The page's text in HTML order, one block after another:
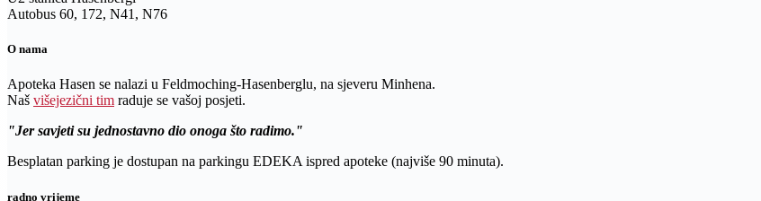
Autobus 60, 172, N41, N76
O nama
Apoteka Hasen se nalazi u Feldmoching-Hasenberglu, na sjeveru Minhena.
Naš višejezični tim raduje se vašoj posjeti.
Jer savjeti su jednostavno dio onoga što radimo.
Besplatan parking je dostupan na parkingu EDEKA ispred apoteke (najviše 90 minuta).
radno vrijeme